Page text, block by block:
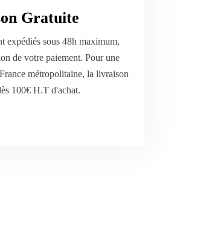
Gratuite
expédiés sous 48h maximum,
de votre paiement. Pour une
métropolitaine, la livraison
100€ H.T d'achat.